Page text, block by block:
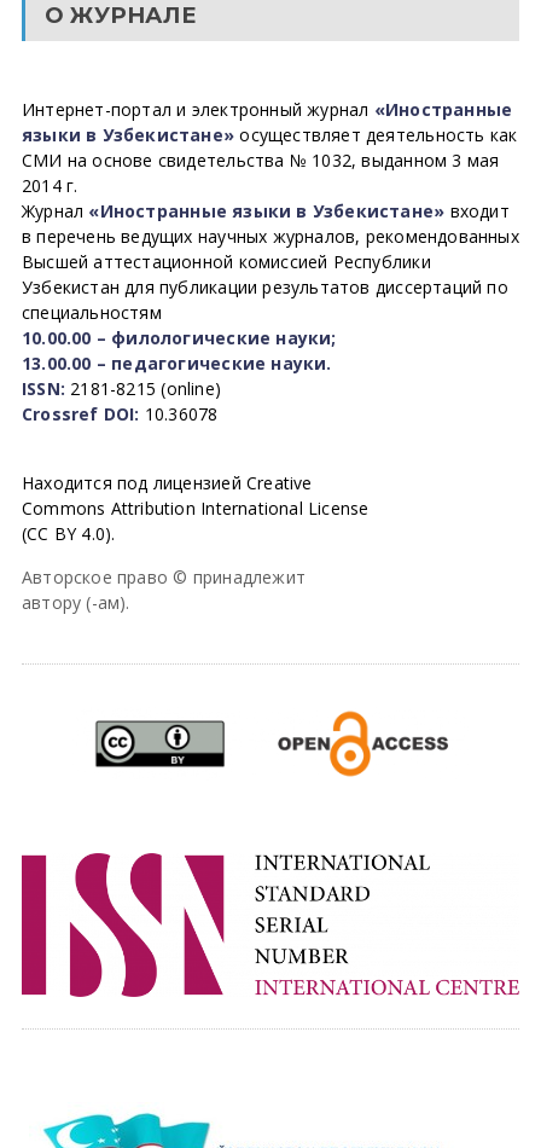
О ЖУРНАЛЕ
Интернет-портал и электронный журнал «Иностранные
языки в Узбекистане» осуществляет деятельность как
СМИ на основе свидетельства № 1032, выданном 3 мая
2014 г.
Журнал «Иностранные языки в Узбекистане» входит
в перечень ведущих научных журналов, рекомендованных
Высшей аттестационной комиссией Республики
Узбекистан для публикации результатов диссертаций по
специальностям
10.00.00 – филологические науки;
13.00.00 – педагогические науки.
ISSN: 2181-8215 (online)
Crossref DOI: 10.36078
Находится под лицензией Creative
Commons Attribution International License
(CC BY 4.0).
Авторское право © принадлежит
автору (-ам).